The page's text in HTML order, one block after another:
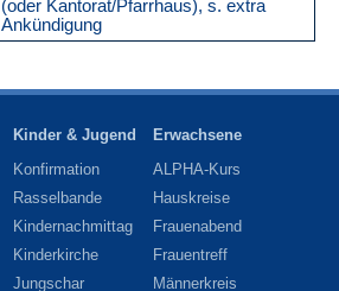
(oder Kantorat/Pfarrhaus), s. extra
Ankündigung
Kinder & Jugend
Konfirmation
Rasselbande
Kindernachmittag
Kinderkirche
Jungschar
Erwachsene
ALPHA-Kurs
Hauskreise
Frauenabend
Frauentreff
Männerkreis